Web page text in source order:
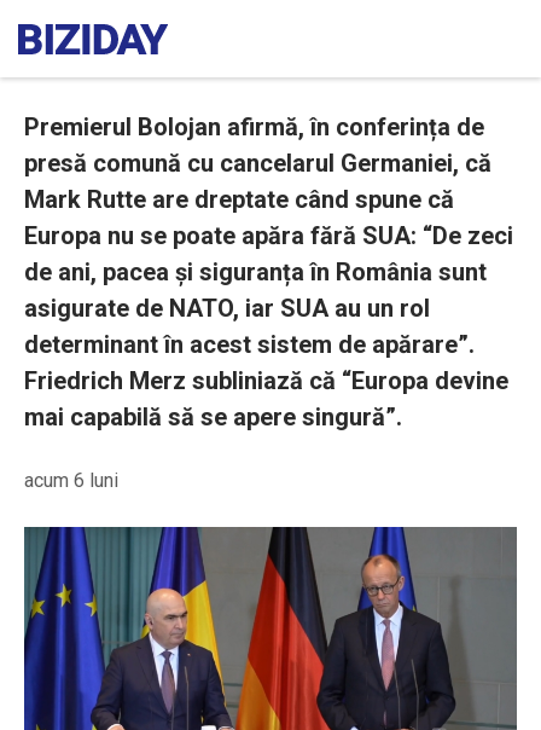
Premierul Bolojan afirmă, în conferința de
presă comună cu cancelarul Germaniei, că
Mark Rutte are dreptate când spune că
Europa nu se poate apăra fără SUA: “De zeci
de ani, pacea și siguranța în România sunt
asigurate de NATO, iar SUA au un rol
determinant în acest sistem de apărare”.
Friedrich Merz subliniază că “Europa devine
mai capabilă să se apere singură”.
acum 6 luni